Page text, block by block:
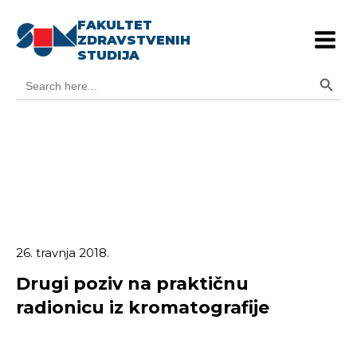
FAKULTET
ZDRAVSTVENIH
STUDIJA
for:
26. travnja 2018.
Drugi poziv na praktičnu
radionicu iz kromatografije